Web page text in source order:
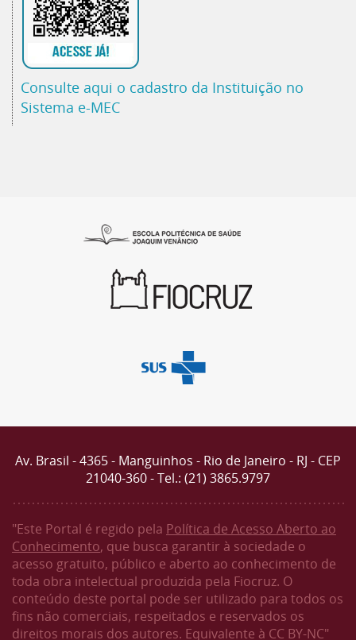
Consulte aqui o cadastro da Instituição no
Sistema e-MEC
Av. Brasil - 4365 - Manguinhos - Rio de Janeiro - RJ - CEP
21040-360 - Tel.: (21) 3865.9797
"Este Portal é regido pela Política de Acesso Aberto ao
Conhecimento, que busca garantir à sociedade o
acesso gratuito, público e aberto ao conhecimento de
toda obra intelectual produzida pela Fiocruz. O
conteúdo deste portal pode ser utilizado para todos os
fins não comerciais, respeitados e reservados os
direitos morais dos autores. Equivalente à CC BY-NC"